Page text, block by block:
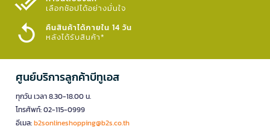
เลือกช้อปได้อย่างมั่นใจ​
คืนสินค้าได้ภายใน 14 วัน
หลังได้รับสินค้า*
ศูนย์บริการลูกค้าบีทูเอส
ทุกวัน เวลา 8.30-18.00 น.
โทรศัพท์: 02-115-0999
อีเมล:b2sonlineshopping@b2s.co.th